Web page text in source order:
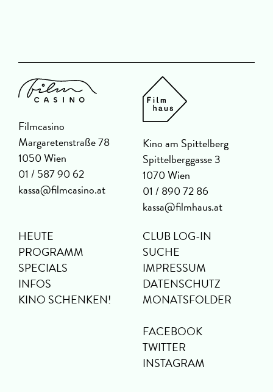
Filmcasino
Margaretenstraße 78
1050 Wien
01 / 587 90 62
kassa@filmcasino.at
Kino am Spittelberg
Spittelberggasse 3
1070 Wien
01 / 890 72 86
kassa@filmhaus.at
HEUTE
PROGRAMM
SPECIALS
INFOS
KINO SCHENKEN!
CLUB LOG-IN
SUCHE
IMPRESSUM
DATENSCHUTZ
MONATSFOLDER
FACEBOOK
TWITTER
INSTAGRAM